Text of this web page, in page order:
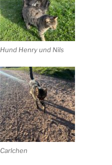
Hund Henry und Nils
Carlchen